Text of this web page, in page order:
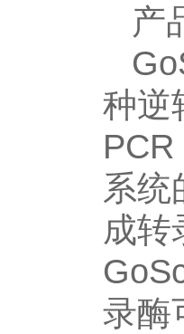
产
种逆
PCR
系统
成转
录酶